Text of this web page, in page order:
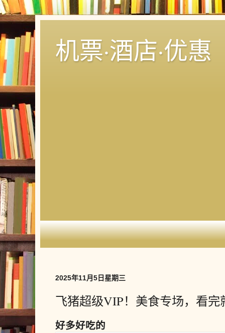
机票·酒店·优惠
2025年11月5日星期三
飞猪超级VIP！美食专场，看完
好多好吃的